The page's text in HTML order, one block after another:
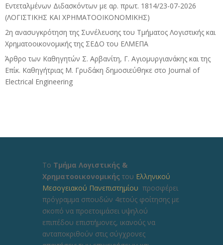
Εντεταλμένων Διδασκόντων με αρ. πρωτ. 1814/23-07-2026
(ΛΟΓΙΣΤΙΚΗΣ ΚΑΙ ΧΡΗΜΑΤΟΟΙΚΟΝΟΜΙΚΗΣ)
2η ανασυγκρότηση της Συνέλευσης του Τμήματος Λογιστικής και
Χρηματοοικονομικής της ΣΕΔΟ του ΕΛΜΕΠΑ
Άρθρο των Καθηγητών Σ. Αρβανίτη, Γ. Αγιομυργιανάκης και της
Επίκ. Καθηγήτριας Μ. Γρυδάκη δημοσιεύθηκε στο Journal of
Electrical Engineering
Το Τμήμα Λογιστικής &
Χρηματοοικονομικής του Ελληνικού
Μεσογειακού Πανεπιστημίου προσφέρει
πρόγραμμα σπουδών 4ετούς φοίτησης με
σκοπό να προετοιμάσει υψηλού
επιπέδου επιστήμονες, ικανούς να
ανταποκριθούν στις σύγχρονες